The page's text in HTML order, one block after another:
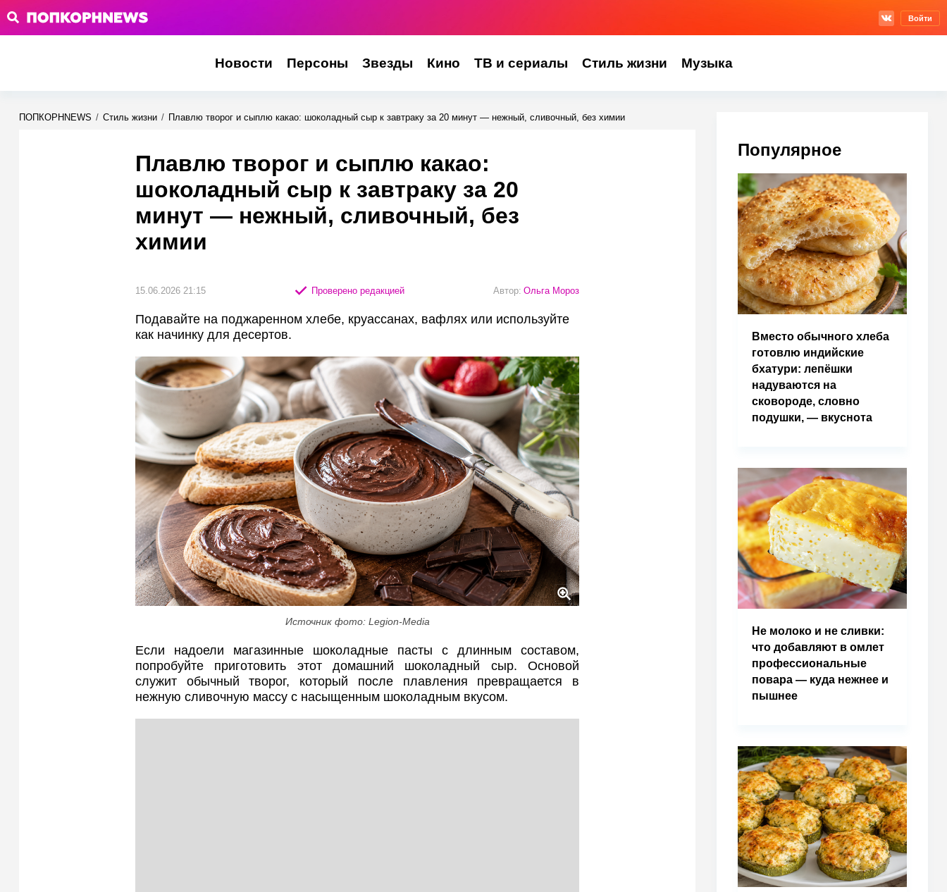
Войти
Новости Персоны Звезды Кино ТВ и сериалы Стиль жизни Музыка
ПОПКОРНNEWS / Стиль жизни / Плавлю творог и сыплю какао: шоколадный сыр к завтраку за 20 минут — нежный, сливочный, без химии
Плавлю творог и сыплю какао:
шоколадный сыр к завтраку за 20
минут — нежный, сливочный, без
химии
15.06.2026 21:15 Проверено редакцией Автор: Ольга Мороз
Подавайте на поджаренном хлебе, круассанах, вафлях или используйте
как начинку для десертов.
Источник фото: Legion-Media
Если надоели магазинные шоколадные пасты с длинным составом,
попробуйте приготовить этот домашний шоколадный сыр. Основой
служит обычный творог, который после плавления превращается в
нежную сливочную массу с насыщенным шоколадным вкусом.
Популярное
Вместо обычного хлеба
готовлю индийские
бхатури: лепёшки
надуваются на
сковороде, словно
подушки, — вкуснота
Не молоко и не сливки:
что добавляют в омлет
профессиональные
повара — куда нежнее и
пышнее